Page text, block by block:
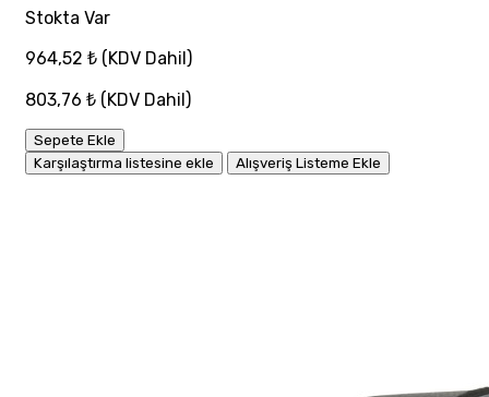
Stokta Var
964,52 ₺ (KDV Dahil)
803,76 ₺ (KDV Dahil)
Sepete Ekle
Karşılaştırma listesine ekle
Alışveriş Listeme Ekle